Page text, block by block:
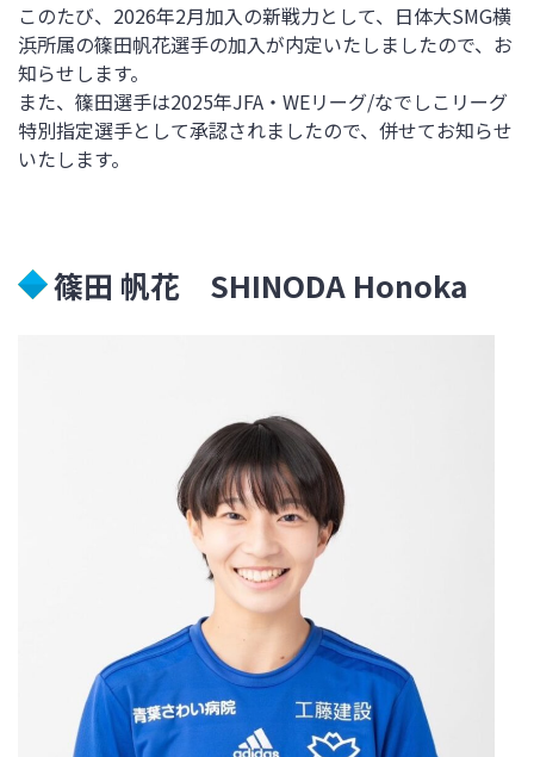
このたび、 2026年2月加入の新戦力として、日体大SMG横
浜所属の篠田帆花選手の加入が内定いたしましたので、お
知らせします。
また、篠田選手は2025年JFA・WEリーグ/なでしこリーグ
特別指定選手として承認されましたので、併せてお知らせ
いたします。
篠田 帆花 SHINODA Honoka